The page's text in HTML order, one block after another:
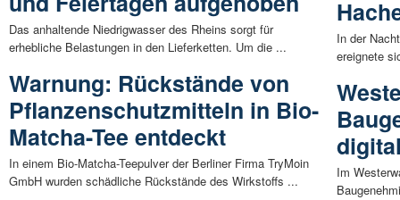
Das anhaltende Niedrigwasser des Rheins sorgt für
erhebliche Belastungen in den Lieferketten. Um die ...
Warnung: Rückstände von
Pflanzenschutzmitteln in Bio-
Matcha-Tee entdeckt
In einem Bio-Matcha-Teepulver der Berliner Firma TryMoin
GmbH wurden schädliche Rückstände des Wirkstoffs ...
In der
ereignete
Im